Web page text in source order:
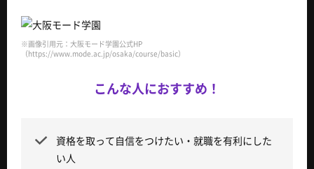
※画像引用元：大阪モード学園公式HP
（https://www.mode.ac.jp/osaka/course/basic）
こんな人におすすめ！
資格を取って自信をつけたい・就職を有利にした
い人